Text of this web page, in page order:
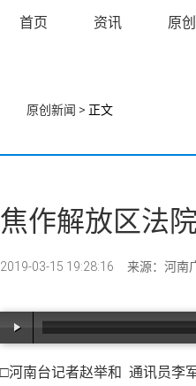
首页 资讯 原创
原创新闻 > 正文
焦作解放区法
2019-03-15 19:28:16 来源：河南
□河南台记者赵举和 通讯员李